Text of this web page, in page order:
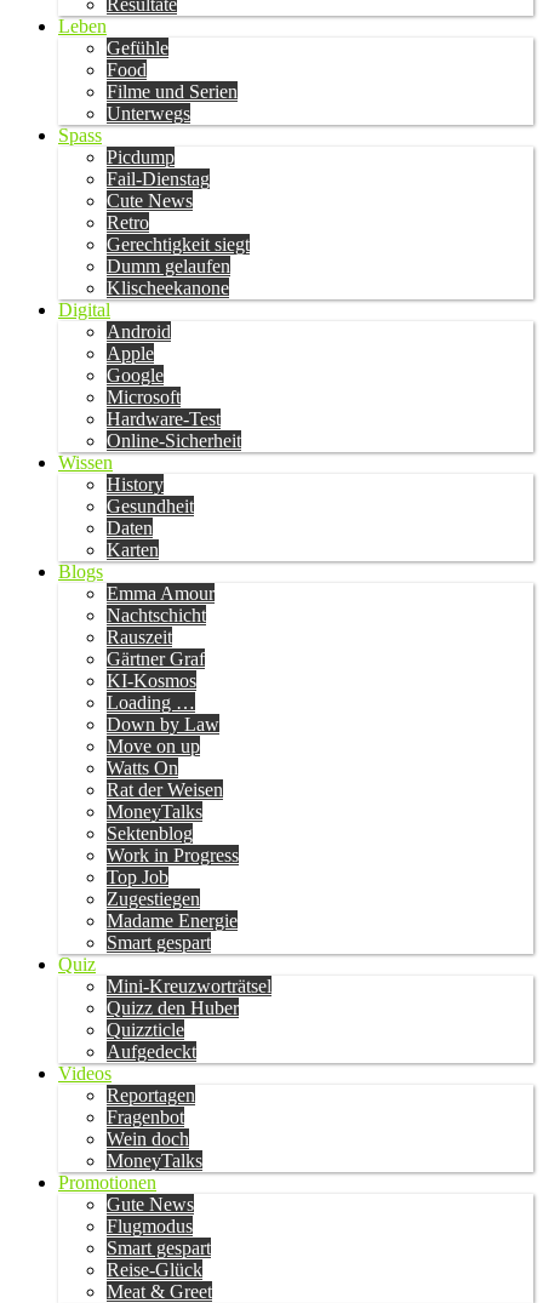
Resultate
Leben
Gefühle
Food
Filme und Serien
Unterwegs
Spass
Picdump
Fail-Dienstag
Cute News
Retro
Gerechtigkeit siegt
Dumm gelaufen
Klischeekanone
Digital
Android
Apple
Google
Microsoft
Hardware-Test
Online-Sicherheit
Wissen
History
Gesundheit
Daten
Karten
Blogs
Emma Amour
Nachtschicht
Rauszeit
Gärtner Graf
KI-Kosmos
Loading …
Down by Law
Move on up
Watts On
Rat der Weisen
MoneyTalks
Sektenblog
Work in Progress
Top Job
Zugestiegen
Madame Energie
Smart gespart
Quiz
Mini-Kreuzworträtsel
Quizz den Huber
Quizzticle
Aufgedeckt
Videos
Reportagen
Fragenbot
Wein doch
MoneyTalks
Promotionen
Gute News
Flugmodus
Smart gespart
Reise-Glück
Meat & Greet